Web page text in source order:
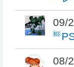
09/
08/